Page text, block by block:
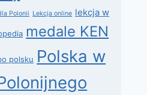
Polonii Lekcja online lekcja w
medale KEN
polsku Polska w